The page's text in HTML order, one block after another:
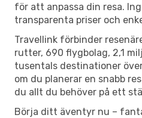
för att anpassa din resa.
transparenta priser och
Travellink förbinder
rutter, 690 flygbolag, 2,1
tusentals destinationer
om du planerar en snabb
du allt du behöver på ett
Börja ditt äventyr nu –